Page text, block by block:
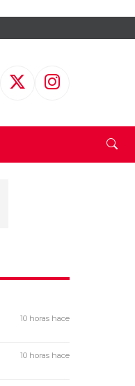
10 horas hace
10 horas hace